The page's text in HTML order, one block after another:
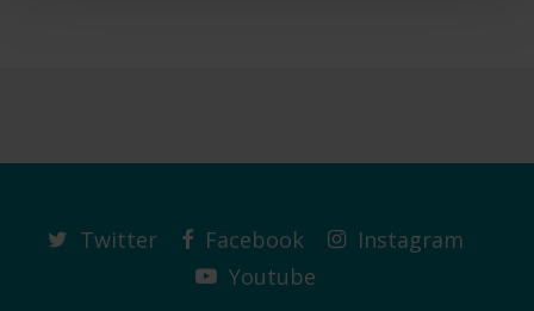
Twitter Facebook
Instagram
Youtube